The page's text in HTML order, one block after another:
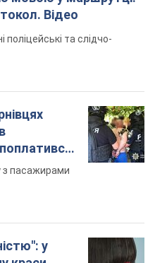
Відео
поліцейські та слідчо-
поплатився.
з пасажирами
у